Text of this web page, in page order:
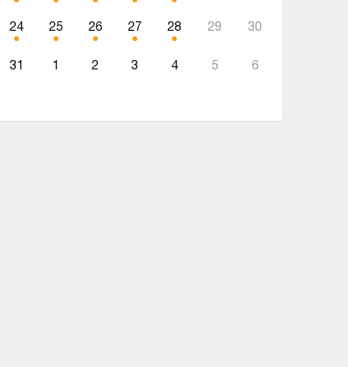
24 25 26 27 28 29 30
31 1 2 3 4 5 6